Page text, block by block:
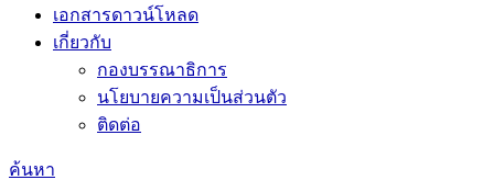
เอกสารดาวน์โหลด
เกี่ยวกับ
กองบรรณาธิการ
นโยบายความเป็นส่วนตัว
ติดต่อ
ค้นหา